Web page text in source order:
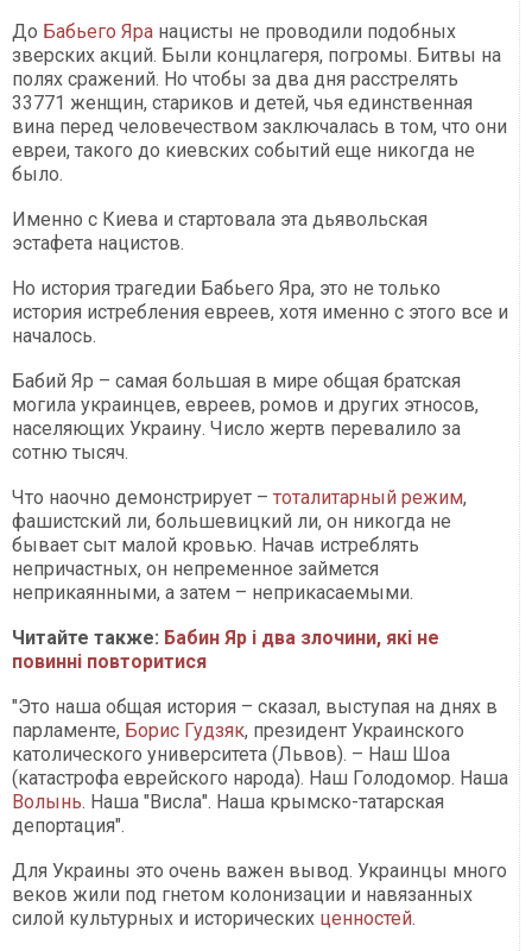
До Бабьего Яра нацисты не проводили подобных
зверских акций. Были концлагеря, погромы. Битвы на
полях сражений. Но чтобы за два дня расстрелять
33771 женщин, стариков и детей, чья единственная
вина перед человечеством заключалась в том, что они
евреи, такого до киевских событий еще никогда не
было.
Именно с Киева и стартовала эта дьявольская
эстафета нацистов.
Но история трагедии Бабьего Яра, это не только
история истребления евреев, хотя именно с этого все и
началось.
Бабий Яр – самая большая в мире общая братская
могила украинцев, евреев, ромов и других этносов,
населяющих Украину. Число жертв перевалило за
сотню тысяч.
Что наочно демонстрирует – тоталитарный режим,
фашистский ли, большевицкий ли, он никогда не
бывает сыт малой кровью. Начав истреблять
непричастных, он непременное займется
неприкаянными, а затем – неприкасаемыми.
Читайте также: Бабин Яр і два злочини, які не
повинні повторитися
"Это наша общая история – сказал, выступая на днях в
парламенте, Борис Гудзяк, президент Украинского
католического университета (Львов). – Наш Шоа
(катастрофа еврейского народа). Наш Голодомор. Наша
Волынь. Наша "Висла". Наша крымско-татарская
депортация".
Для Украины это очень важен вывод. Украинцы много
веков жили под гнетом колонизации и навязанных
силой культурных и исторических ценностей.